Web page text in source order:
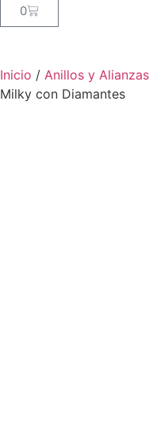
0
Inicio / Anillos y Alianzas
Milky con Diamantes